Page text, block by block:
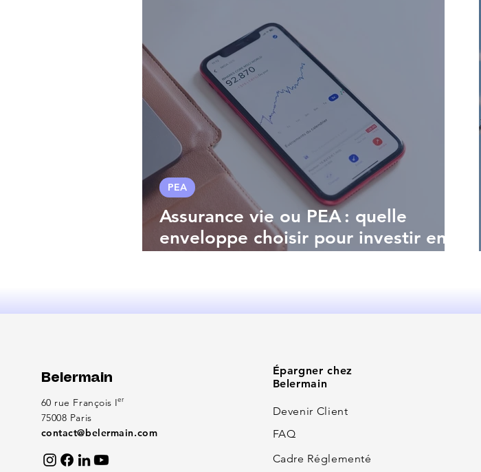
Assurance vie ou PEA : quelle
enveloppe choisir pour investir en
PEA
Belermain
60 rue François I
75008 Paris
contact@belermain.com
er
Épargner chez
Belermain
Devenir Client
FAQ
Cadre Réglementé